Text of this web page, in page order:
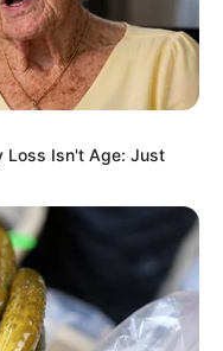
Loss Isn't Age: Just